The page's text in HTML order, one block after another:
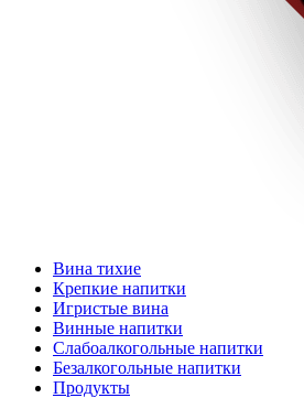
Вина тихие
Крепкие напитки
Игристые вина
Винные напитки
Слабоалкогольные напитки
Безалкогольные напитки
Продукты